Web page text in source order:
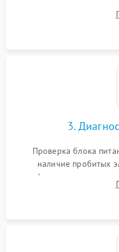
роликов захвата и узла
физического
3.
Проверка блока
наличие пробитых
форматирования,
картриджа и оптопар